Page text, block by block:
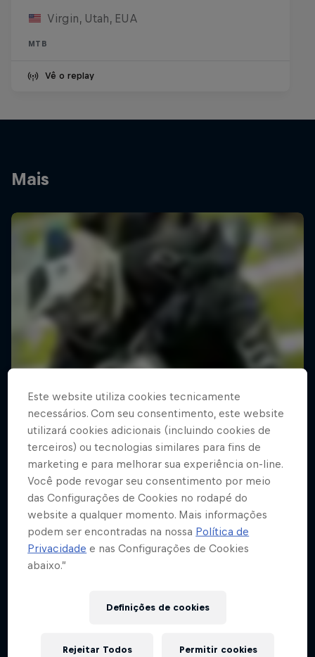
Virgin, Utah, EUA
MTB
Vê o replay
Mais
Este website utiliza cookies tecnicamente
necessários. Com seu consentimento, este website
utilizará cookies adicionais (incluindo cookies de
terceiros) ou tecnologias similares para fins de
marketing e para melhorar sua experiência on-line.
Você pode revogar seu consentimento por meio
das Configurações de Cookies no rodapé do
website a qualquer momento. Mais informações
podem ser encontradas na nossa Política de
Privacidade e nas Configurações de Cookies
abaixo.”
Definições de cookies
Rejeitar Todos Permitir cookies